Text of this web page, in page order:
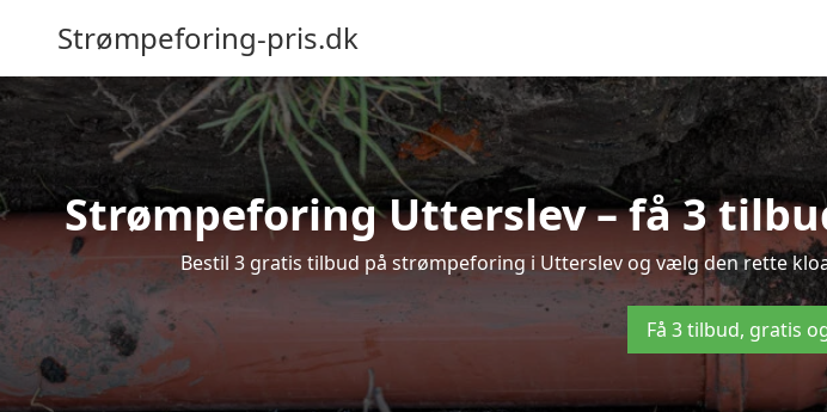
Strømpeforing-pris.dk
Strømpeforing Utterslev – få 3
Bestil 3 gratis tilbud på strømpeforing i Utterslev og vælg den rette
Få 3 tilbud, gratis